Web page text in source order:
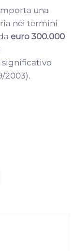
una
nei termini
euro 300.000
2003).